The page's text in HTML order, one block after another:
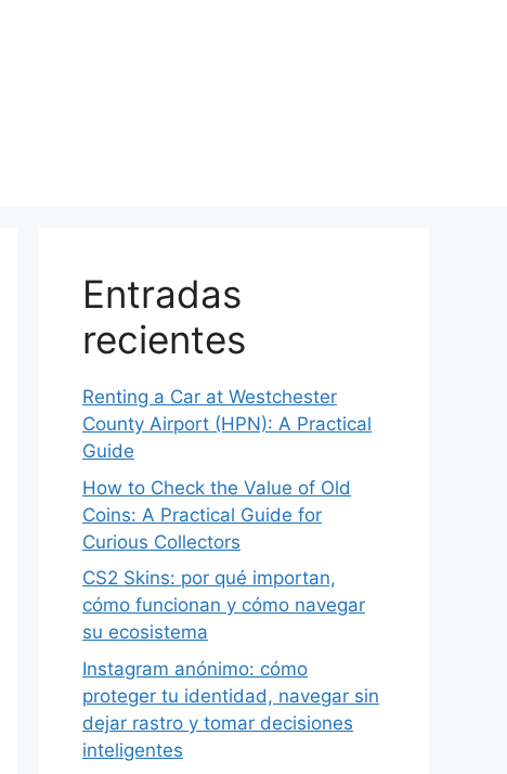
Entradas
recientes
Renting a Car at Westchester
County Airport (HPN): A Practical
Guide
How to Check the Value of Old
Coins: A Practical Guide for
Curious Collectors
CS2 Skins: por qué importan,
cómo funcionan y cómo navegar
su ecosistema
Instagram anónimo: cómo
proteger tu identidad, navegar sin
dejar rastro y tomar decisiones
inteligentes